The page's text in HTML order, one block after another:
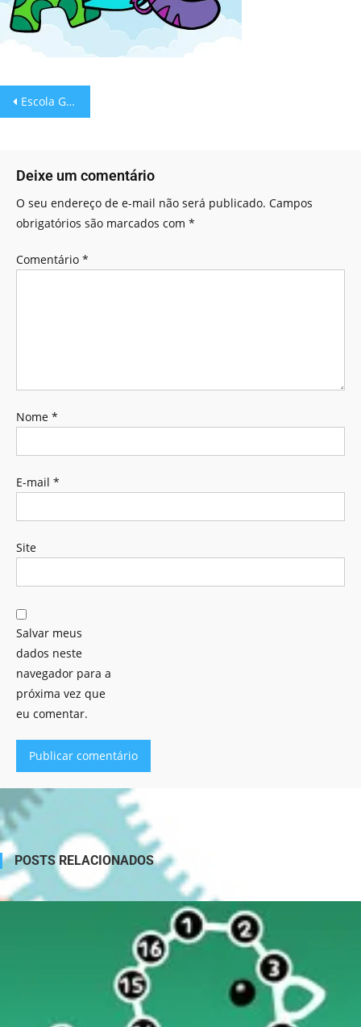
Escola Games: Hora de pintar alfabeto
Deixe um comentário
O seu endereço de e-mail não será publicado. Campos
obrigatórios são marcados com *
Comentário *
Nome *
E-mail *
Site
Salvar meus
dados neste
navegador para a
próxima vez que
eu comentar.
POSTS RELACIONADOS